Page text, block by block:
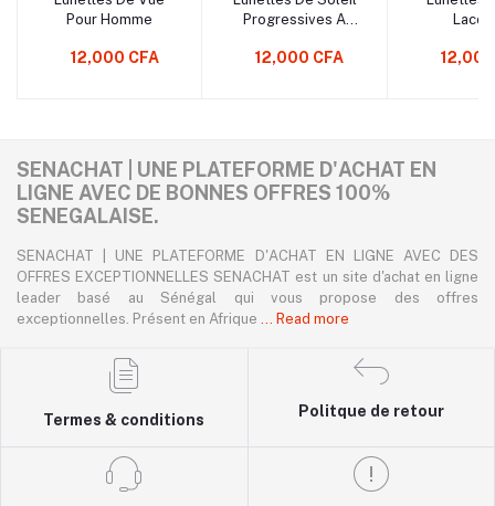
Pour Homme
12,000 CFA
Progressives A
Photochromique
12,000 CFA 12,000
SENACHAT | UNE PLATEFORME D'ACHAT EN
LIGNE AVEC DE BONNES OFFRES 100%
SENEGALAISE.
SENACHAT | UNE PLATEFORME D'ACHAT EN LIGNE AVEC DES
OFFRES EXCEPTIONNELLES SENACHAT est un site d'achat en ligne
leader basé au Sénégal qui vous propose des offres
exceptionnelles. Présent en Afrique ... Read more
Termes & conditions
Politque de retour